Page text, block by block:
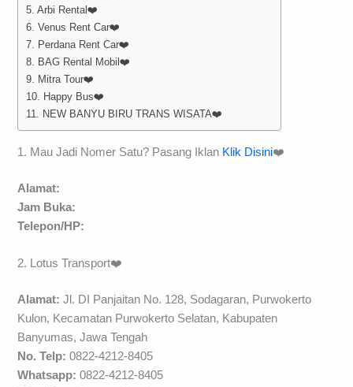
5. Arbi Rental❤️
6. Venus Rent Car❤️
7. Perdana Rent Car❤️
8. BAG Rental Mobil❤️
9. Mitra Tour❤️
10. Happy Bus❤️
11. NEW BANYU BIRU TRANS WISATA❤️
1. Mau Jadi Nomer Satu? Pasang Iklan Klik Disini❤️
Alamat:
Jam Buka:
Telepon/HP:
2. Lotus Transport❤️
Alamat:Jl. DI Panjaitan No. 128, Sodagaran, Purwokerto
Kulon, Kecamatan Purwokerto Selatan, Kabupaten
Banyumas, Jawa Tengah
No. Telp:0822-4212-8405
Whatsapp:0822-4212-8405